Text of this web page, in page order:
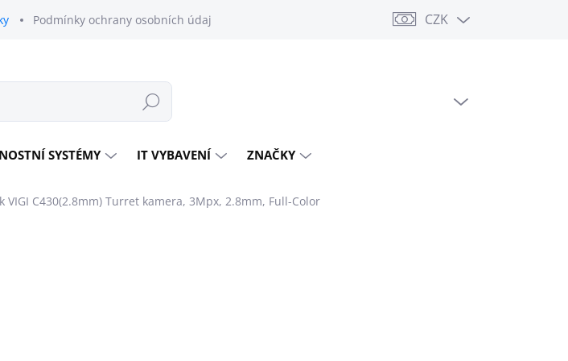
Podmínky ochrany osobních údajů CZK
Hledat
SYSTÉMY IT VYBAVENÍ ZNAČKY
VIGI C430(2.8mm) Turret kamera, 3Mpx, 2.8mm, Full-Color